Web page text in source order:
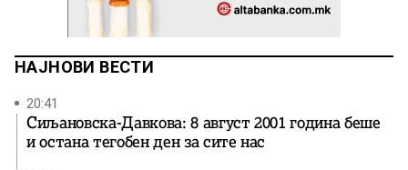
НАЈНОВИ ВЕСТИ
20:41
Сиљановска-Давкова: 8 август 2001 година беше
и остана тегобен ден за сите нас